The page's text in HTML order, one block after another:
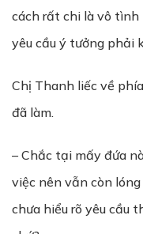
cách rất chi là vô
yêu cầu ý tưởng phải
Chị Thanh liếc về
đã làm.
– Chắc tại mấy đứa
việc nên vẫn còn
chưa hiểu rõ yêu cầu